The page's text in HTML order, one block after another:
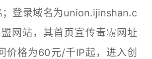
；登录域名为union.ijinshan.c
网站，其首页宣传毒霸网址
价格为60元/千IP起，进入创